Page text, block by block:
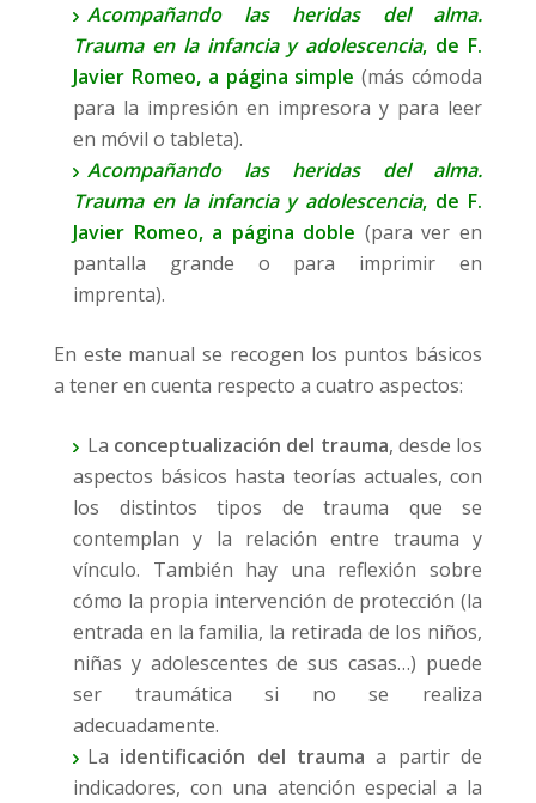
Acompañando las heridas del alma.
Trauma en la infancia y adolescencia, de F.
Javier Romeo, a página simple (más cómoda
para la impresión en impresora y para leer
en móvil o tableta).
Acompañando las heridas del alma.
Trauma en la infancia y adolescencia, de F.
Javier Romeo, a página doble (para ver en
pantalla grande o para imprimir en
imprenta).
En este manual se recogen los puntos básicos
a tener en cuenta respecto a cuatro aspectos:
La conceptualización del trauma, desde los
aspectos básicos hasta teorías actuales, con
los distintos tipos de trauma que se
contemplan y la relación entre trauma y
vínculo. También hay una reflexión sobre
cómo la propia intervención de protección (la
entrada en la familia, la retirada de los niños,
niñas y adolescentes de sus casas…) puede
ser traumática si no se realiza
adecuadamente.
La identificación del trauma a partir de
indicadores, con una atención especial a la